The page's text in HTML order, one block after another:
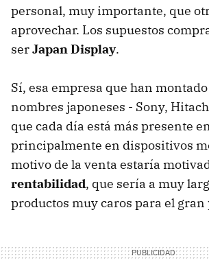
personal, muy importante, que
aprovechar. Los supuestos
serJapan Display.
Sí, esa empresa que han
nombres japoneses - Sony,
que cada día está más presente
principalmente en dispositivos
motivo de la venta estaría
rentabilidad, que sería a muy
productos muy caros para el gran